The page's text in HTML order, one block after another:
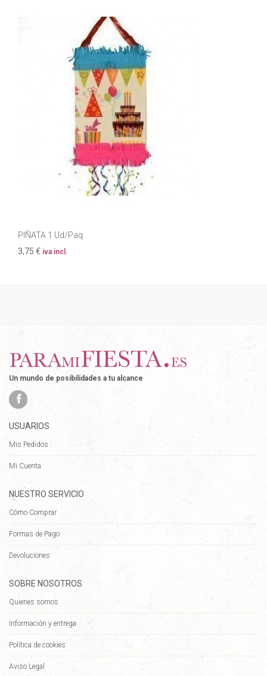
PIÑATA 1 Ud/Paq
3,75 € iva incl.
Un mundo de posibilidades a tu alcance
USUARIOS
Mis Pedidos
Mi Cuenta
NUESTRO SERVICIO
Cómo Comprar
Formas de Pago
Devoluciones
SOBRE NOSOTROS
Quienes somos
Información y entrega
Política de cookies
Aviso Legal